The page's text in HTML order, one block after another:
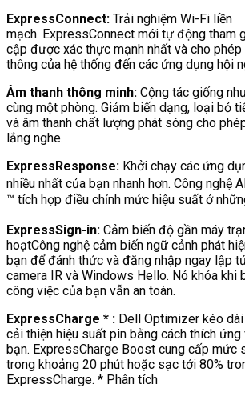
ExpressConnect: Trải nghiệm Wi-Fi liền
mạch. ExpressConnect mới tự động tham
cập được xác thực mạnh nhất và cho
thông của hệ thống đến các ứng dụng hội
Âm thanh thông minh: Cộng tác giống
cùng một phòng. Giảm biến dạng, loại bỏ
và âm thanh chất lượng phát sóng cho
lắng nghe.
ExpressResponse: Khởi chạy các ứng
nhiều nhất của bạn nhanh hơn. Công nghệ
™ tích hợp điều chỉnh mức hiệu suất ở
ExpressSign-in: Cảm biến độ gần máy
hoạtCông nghệ cảm biến ngữ cảnh phát
bạn để đánh thức và đăng nhập ngay lập
camera IR và Windows Hello. Nó khóa khi
công việc của bạn vẫn an toàn.
ExpressCharge * : Dell Optimizer kéo
cải thiện hiệu suất pin bằng cách thích
bạn. ExpressCharge Boost cung cấp mức
trong khoảng 20 phút hoặc sạc tới 80%
ExpressCharge. * Phân tích